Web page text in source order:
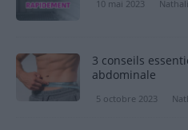
10 mai 2023
3 conseils
abdominale
5 octobre 2023